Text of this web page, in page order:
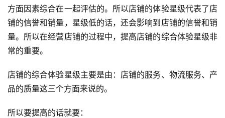
方面因素综合在一起评估的。所以店铺的体验星级代表了店
铺的信誉和销量，星级低的话，还会影响到店铺的信誉和销
量。所以在经营店铺的过程中，提高店铺的综合体验星级非
常的重要。
店铺的综合体验星级主要是由：店铺的服务、物流服务、产
品的质量这三个方面来说的。
所以要提高的话就要：